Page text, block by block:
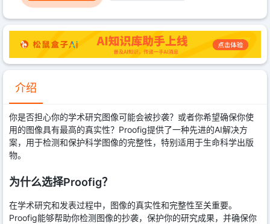
介绍
你是否担心你的学术研究图像可能会被抄袭？或者你希望确保你使
用的图像具有最高的真实性？Proofig提供了一种先进的AI解决方
案，用于检测和保护科学图像的完整性，特别适用于生命科学出版
物。
为什么选择Proofig？
在学术研究和发表过程中，图像的真实性和完整性至关重要。
Proofig能够帮助你检测图像的抄袭，保护你的研究成果，并确保你